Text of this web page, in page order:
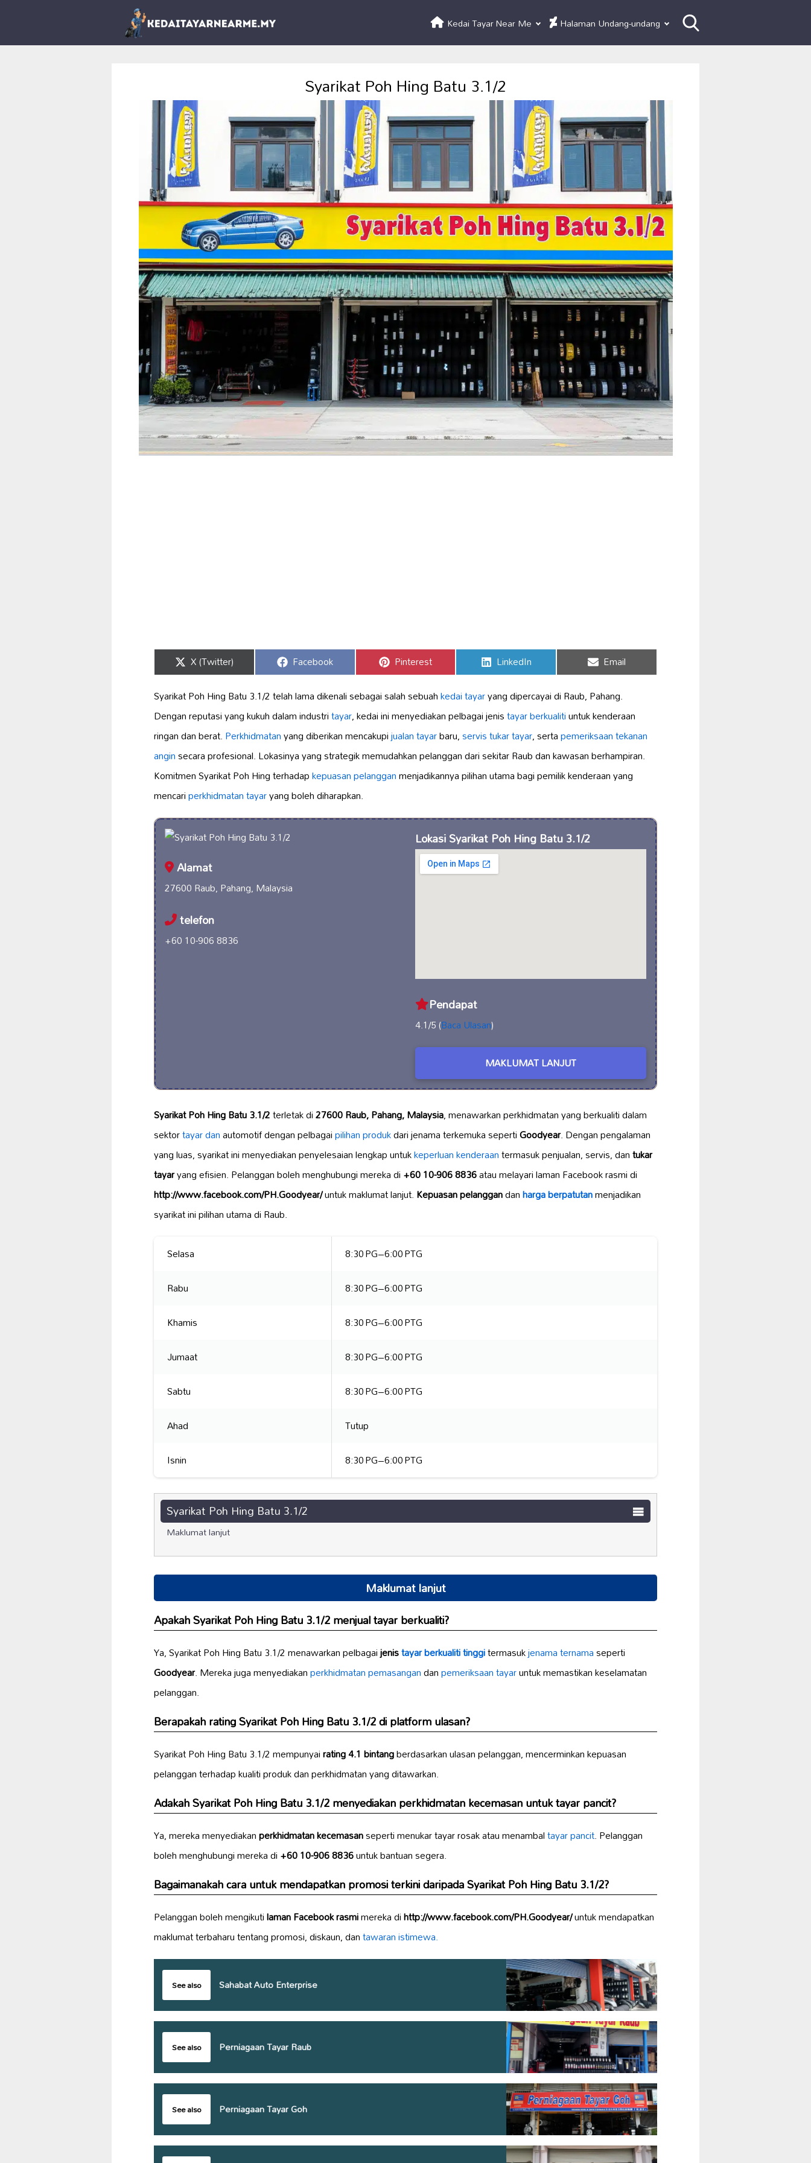
Kedai Tayar Near Me Halaman Undang-undang
Syarikat Poh Hing Batu 3.1/2
Share
on
X (Twitter) Share
on
Facebook Share
on
Pinterest Share
on
LinkedIn Share
on
Email
Syarikat Poh Hing Batu 3.1/2 telah lama dikenali sebagai salah sebuahkedai tayaryang dipercayai di Raub, Pahang.
Dengan reputasi yang kukuh dalam industritayar, kedai ini menyediakan pelbagai jenistayar berkualitiuntuk kenderaan
ringan dan berat.Perkhidmatanyang diberikan mencakupijualan tayarbaru,servistukar tayar, sertapemeriksaan tekanan
anginsecara profesional. Lokasinya yang strategik memudahkan pelanggan dari sekitar Raub dan kawasan berhampiran.
Komitmen Syarikat Poh Hing terhadapkepuasan pelangganmenjadikannya pilihan utama bagi pemilik kenderaan yang
mencariperkhidmatan tayaryang boleh diharapkan.
Alamat
27600 Raub, Pahang, Malaysia
telefon
+60 10-906 8836
Lokasi Syarikat Poh Hing Batu 3.1/2
Pendapat
4.1/5 (Baca Ulasan)
MAKLUMAT LANJUT
Syarikat Poh Hing Batu 3.1/2terletak di27600 Raub, Pahang, Malaysia, menawarkan perkhidmatan yang berkualiti dalam
sektortayar danautomotif dengan pelbagaipilihan produkdari jenama terkemuka sepertiGoodyear. Dengan pengalaman
yang luas, syarikat ini menyediakan penyelesaian lengkap untukkeperluan kenderaantermasuk penjualan, servis, dantukar
tayaryang efisien. Pelanggan boleh menghubungi mereka di+60 10-906 8836atau melayari laman Facebook rasmi di
http://www.facebook.com/PH.Goodyear/untuk maklumat lanjut.Kepuasan pelanggandanharga berpatutanmenjadikan
syarikat ini pilihan utama di Raub.
Selasa
8:30 PG–6:00 PTG
Rabu
8:30 PG–6:00 PTG
Khamis
8:30 PG–6:00 PTG
Jumaat
8:30 PG–6:00 PTG
Sabtu
8:30 PG–6:00 PTG
Ahad
Tutup
Isnin
8:30 PG–6:00 PTG
Syarikat Poh Hing Batu 3.1/2
Maklumat lanjut
Maklumat lanjut
Apakah Syarikat Poh Hing Batu 3.1/2 menjualtayar berkualiti?
Ya, Syarikat Poh Hing Batu 3.1/2 menawarkan pelbagaijenistayar berkualiti tinggitermasukjenama ternamaseperti
Goodyear. Mereka juga menyediakanperkhidmatan pemasangandanpemeriksaan tayaruntuk memastikan keselamatan
pelanggan.
Berapakahrating Syarikat Poh Hing Batu 3.1/2di platform ulasan?
Syarikat Poh Hing Batu 3.1/2 mempunyairating 4.1 bintangberdasarkan ulasan pelanggan, mencerminkan kepuasan
pelanggan terhadap kualiti produk dan perkhidmatan yang ditawarkan.
Adakah Syarikat Poh Hing Batu 3.1/2 menyediakanperkhidmatan kecemasanuntuk tayar pancit?
Ya, mereka menyediakanperkhidmatan kecemasanseperti menukar tayar rosak atau menambaltayar pancit. Pelanggan
boleh menghubungi mereka di+60 10-906 8836untuk bantuan segera.
Bagaimanakah cara untuk mendapatkanpromosi terkinidaripada Syarikat Poh Hing Batu 3.1/2?
Pelanggan boleh mengikutilaman Facebook rasmimereka dihttp://www.facebook.com/PH.Goodyear/untuk mendapatkan
maklumat terbaharu tentang promosi, diskaun, dantawaran istimewa.
See also Sahabat Auto Enterprise
See also Perniagaan Tayar Raub
See also Perniagaan Tayar Goh